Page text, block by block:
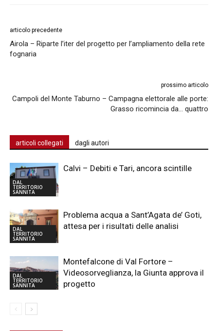
articolo precedente
Airola – Riparte l’iter del progetto per l’ampliamento della rete
fognaria
prossimo articolo
Campoli del Monte Taburno – Campagna elettorale alle porte:
Grasso ricomincia da… quattro
articoli collegati dagli autori
DAL
TERRITORIO
SANNITA
Calvi – Debiti e Tari, ancora scintille
DAL
TERRITORIO
SANNITA
Problema acqua a Sant’Agata de’ Goti,
attesa per i risultati delle analisi
DAL
TERRITORIO
SANNITA
Montefalcone di Val Fortore –
Videosorveglianza, la Giunta approva il
progetto